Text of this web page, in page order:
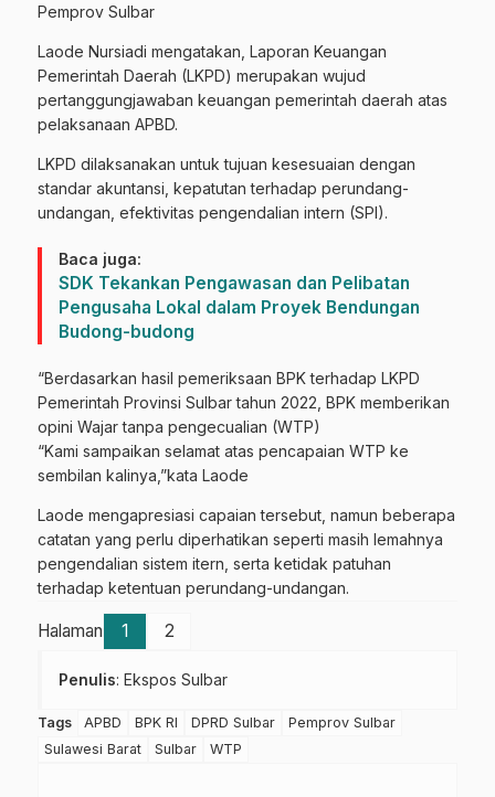
Pemprov Sulbar
Laode Nursiadi mengatakan, Laporan Keuangan
Pemerintah Daerah (LKPD) merupakan wujud
pertanggungjawaban keuangan pemerintah daerah atas
pelaksanaan APBD.
LKPD dilaksanakan untuk tujuan kesesuaian dengan
standar akuntansi, kepatutan terhadap perundang-
undangan, efektivitas pengendalian intern (SPI).
Baca juga:
SDK Tekankan Pengawasan dan Pelibatan
Pengusaha Lokal dalam Proyek Bendungan
Budong-budong
“Berdasarkan hasil pemeriksaan BPK terhadap LKPD
Pemerintah Provinsi Sulbar tahun 2022, BPK memberikan
opini Wajar tanpa pengecualian (WTP)
“Kami sampaikan selamat atas pencapaian WTP ke
sembilan kalinya,”kata Laode
Laode mengapresiasi capaian tersebut, namun beberapa
catatan yang perlu diperhatikan seperti masih lemahnya
pengendalian sistem itern, serta ketidak patuhan
terhadap ketentuan perundang-undangan.
Halaman 1 2
Penulis: Ekspos Sulbar
Tags APBD BPK RI DPRD Sulbar
Pemprov Sulbar
Sulawesi Barat
Sulbar WTP